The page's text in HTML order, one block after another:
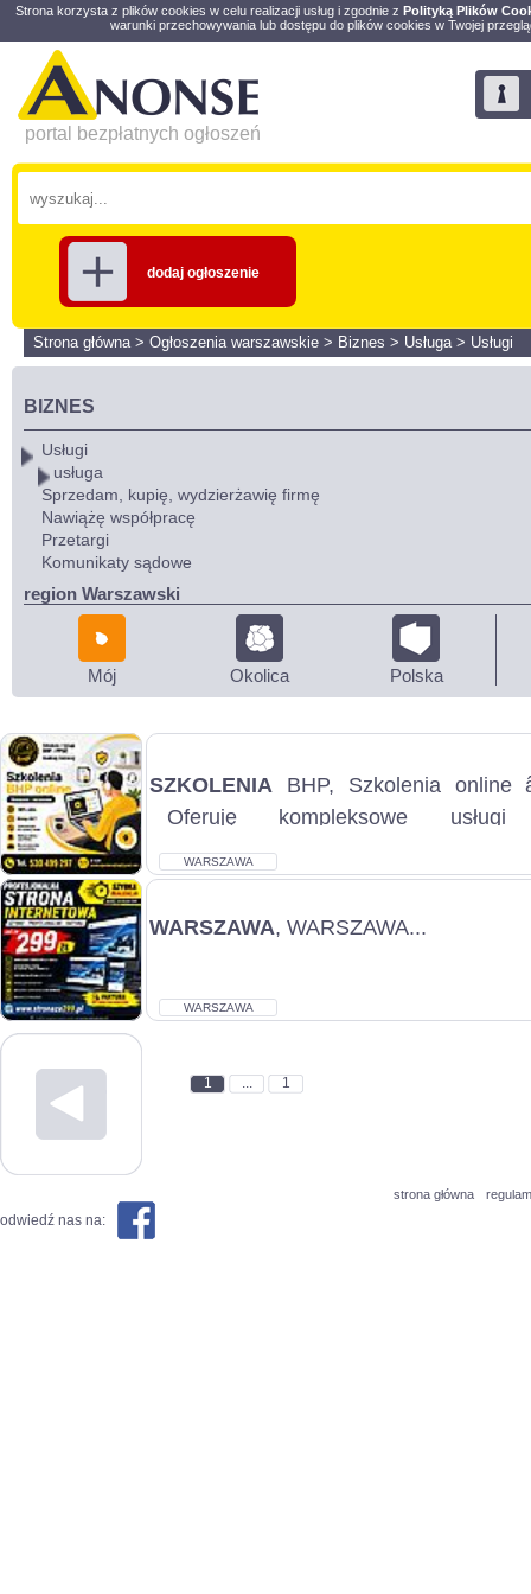
Strona korzysta z plików cookies w celu realizacji usług i zgodnie z Polityką Plików
warunki przechowywania lub dostępu do plików cookies w Twojej
portal bezpłatnych ogłoszeń
dodaj ogłoszenie
Strona główna> Ogłoszenia warszawskie > Biznes > Usługa> Usługi
BIZNES
Usługi
usługa
Sprzedam, kupię, wydzierżawię firmę
Nawiążę współpracę
Przetargi
Komunikaty sądowe
region Warszawski
Mój Okolica Polska
SZKOLENIA BHP, Szkolenia online
Oferuję kompleksowe
pracodawców o...
WARSZAWA
WARSZAWA, WARSZAWA...
WARSZAWA
1 ... 1
strona główna
odwiedź nas na: